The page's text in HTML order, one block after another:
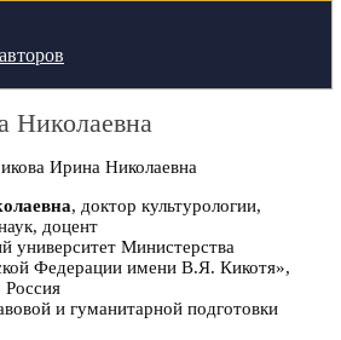
Николаевна
, доктор культурологии,
доцент
Министерства
Федерации имени В.Я. Кикотя»,
Россия
и гуманитарной подготовки